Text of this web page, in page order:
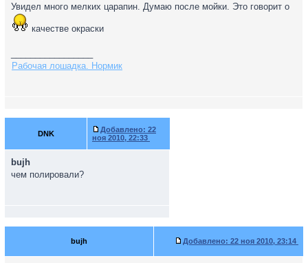
Увидел много мелких царапин. Думаю после мойки. Это говорит о
качестве окраски
Рабочая лошадка. Нормик
DNK Добавлено: 22
ноя 2010, 22:33
bujh
чем полировали?
bujh Добавлено: 22 ноя 2010, 23:14